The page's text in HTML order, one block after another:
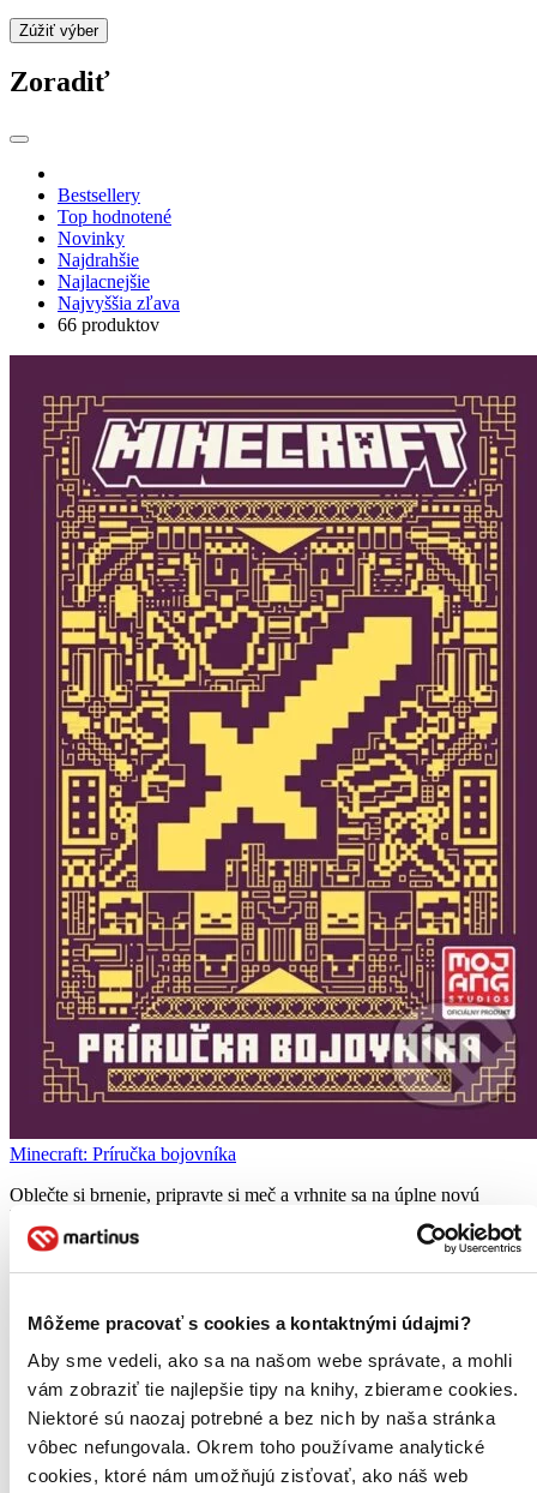
Môžeme pracovať s cookies a kontaktnými údajmi?
Aby sme vedeli, ako sa na našom webe správate, a mohli
vám zobraziť tie najlepšie tipy na knihy, zbierame cookies.
Niektoré sú naozaj potrebné a bez nich by naša stránka
vôbec nefungovala. Okrem toho používame analytické
cookies, ktoré nám umožňujú zisťovať, ako náš web
Zúžiť výber
Zoradiť
Bestsellery
Top hodnotené
Novinky
Najdrahšie
Najlacnejšie
Najvyššia zľava
66 produktov
Minecraft: Príručka bojovníka
Oblečte si brnenie, pripravte si meč a vrhnite sa na úplne novú
Príručku bojovníka. V tejto knihe vás naučíme, ako si vyrobiť tie
najsilnejšie zbrane a očarovať ich mystickými kúzlami, objavíte
zákerných mobov, s ktorými budete bojovať, a ukážeme...
12,00 €
Túto knihu máme síce aktuálne na sklade, máme však už iba
posledné kusy. Ak ju chcete mať rýchlo, ponáhľajte sa!
Dodanie ďalších môže trvať dlhšie, zvyčajne do 18 dní.
Pridať do zoznamu
Vložiť do košíka